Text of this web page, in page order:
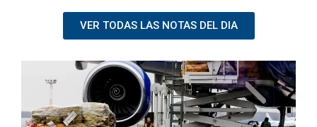
VER TODAS LAS NOTAS DEL DIA